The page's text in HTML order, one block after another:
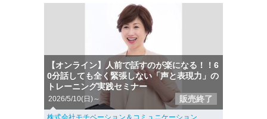
【オンライン】人前で話すのが楽になる！！6
0分話しても全く緊張しない「声と表現力」の
トレーニング実践セミナー
2026/5/10(日)～ 販売終了
株式会社モチベーション＆コミュニケーション